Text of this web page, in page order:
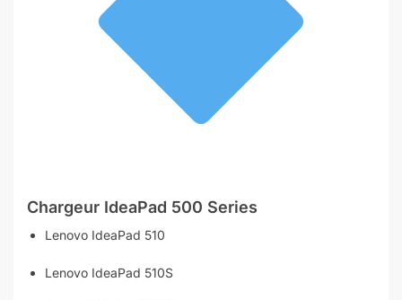
Chargeur IdeaPad 500 Series
Lenovo IdeaPad 510
Lenovo IdeaPad 510S